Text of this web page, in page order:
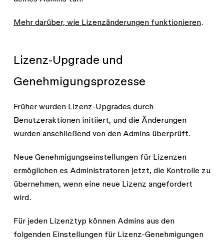
Mehrproduktlizenz umgestellt, die ihm dieselbe
eine FigJam-Lizenz. Sie wurden zu einer
-Lizenz migriert, um den Zugriff auf
beide Produkte beizubehalten.
FigJam-Lizenz. Sie wurden zur
Jesse jeweils eine Full-Lizenz. Jesse
Auch Jules bekommt zusätzlich Zugriff
auf FigJam. Acme Inc. erhält eine
insgesamt drei Lizenzen.
Lizenzen machen? Du hast die Wahl:
Verwende sie und weise sie jemandem zu,
Verlängerung entfernen.
Mehr darüber, wie Lizenzänderungen funktionieren.
Lizenz-Upgrade und
Genehmigungsprozesse
Früher wurden Lizenz-Upgrades durch
Benutzeraktionen initiiert, und die Änderungen
wurden anschließend von den Admins überprüft.
Neue Genehmigungseinstellungen für Lizenzen
ermöglichen es Administratoren jetzt, die Kontrolle zu
übernehmen, wenn eine neue Lizenz angefordert
wird.
Für jeden Lizenztyp können Admins aus den
folgenden Einstellungen für Lizenz-Genehmigungen